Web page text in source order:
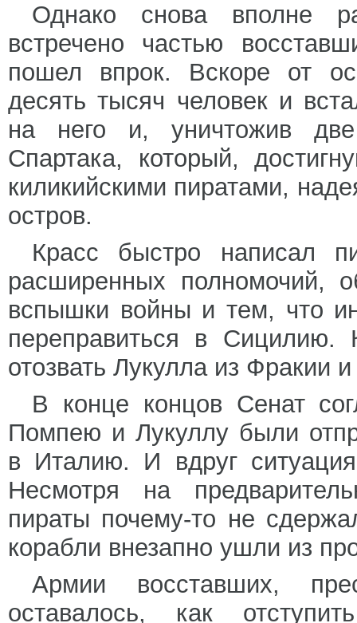
Однако снова вполне
встречено частью
пошел впрок. Вскоре от
десять тысяч человек и
на него и, уничтожив две
Спартака, который,
киликийскими пиратами,
остров.
Красс быстро написал
расширенных полномочий,
вспышки войны и тем, что
переправиться в Сицилию.
отозвать Лукулла из Фракии
В конце концов Сенат
Помпею и Лукуллу были
в Италию. И вдруг
Несмотря на
пираты почему-то не
корабли внезапно ушли из
Армии восставших,
оставалось, как